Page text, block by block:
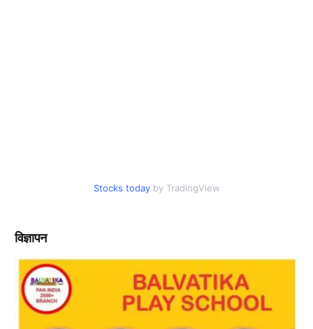
Stocks today by TradingView
विज्ञापन